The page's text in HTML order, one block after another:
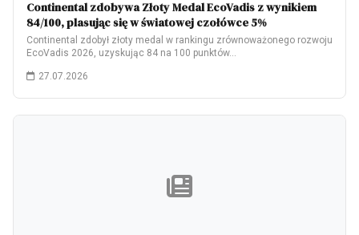
Continental zdobywa Złoty Medal EcoVadis z wynikiem
84/100, plasując się w światowej czołówce 5%
Continental zdobył złoty medal w rankingu zrównoważonego rozwoju
EcoVadis 2026, uzyskując 84 na 100 punktów…
27.07.2026